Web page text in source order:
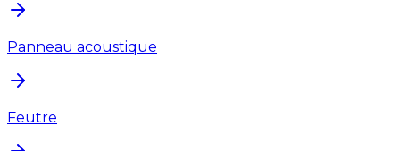
Panneau acoustique
Feutre